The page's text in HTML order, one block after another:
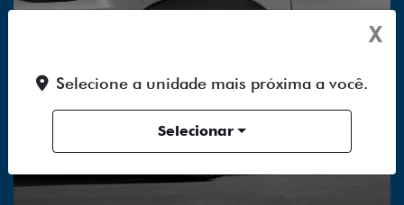
FAROL FULL LED
X
Selecione a unidade mais próxima a você.
Selecionar